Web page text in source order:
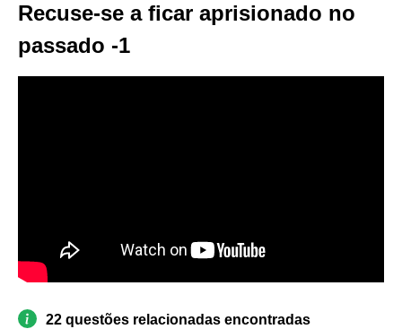
Recuse-se a ficar aprisionado no
passado -1
22 questões relacionadas encontradas